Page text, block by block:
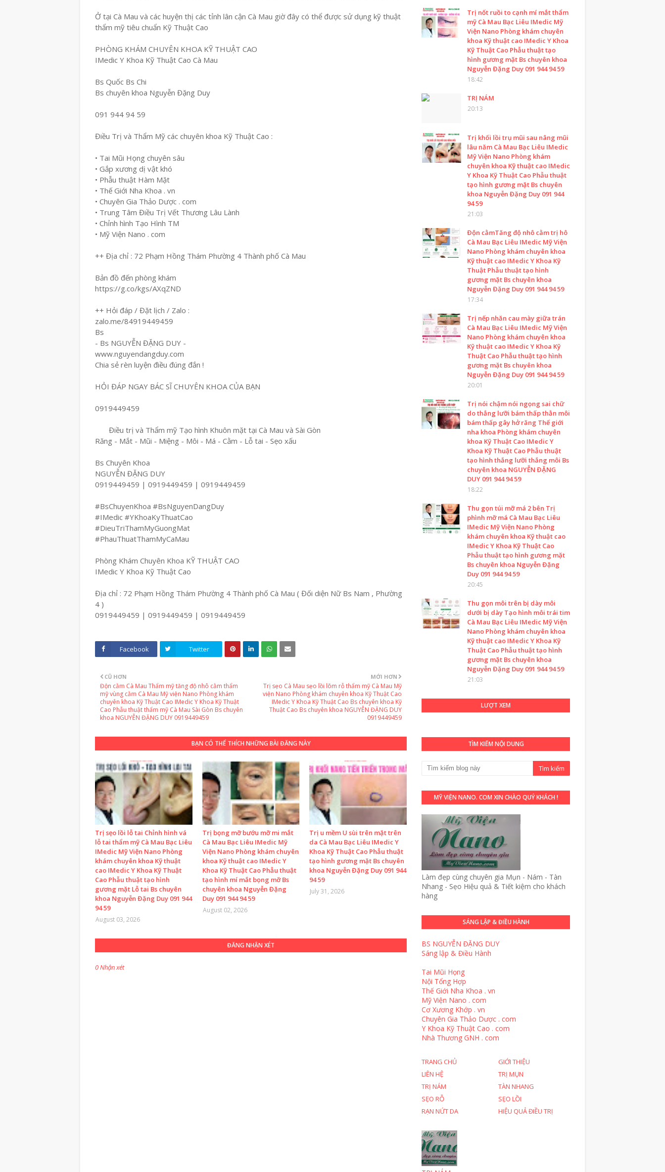
Ở tại Cà Mau và các huyện thị các tỉnh lân cận Cà Mau giờ đây có thể được sử dụng kỹ thuật
thẩm mỹ tiêu chuẩn Kỹ Thuật Cao
PHÒNG KHÁM CHUYÊN KHOA KỸ THUẬT CAO
IMedic Y Khoa Kỹ Thuật Cao Cà Mau
Bs Quốc Bs Chi
Bs chuyên khoa Nguyễn Đặng Duy
091 944 94 59
Điều Trị và Thẩm Mỹ các chuyên khoa Kỹ Thuật Cao :
• Tai Mũi Họng chuyên sâu
• Gắp xương dị vật khó
• Phẫu thuật Hàm Mặt
• Thế Giới Nha Khoa . vn
• Chuyên Gia Thảo Dược . com
• Trung Tâm Điều Trị Vết Thương Lâu Lành
• Chỉnh hình Tạo Hình TM
• Mỹ Viện Nano . com
++ Địa chỉ : 72 Phạm Hồng Thám Phường 4 Thành phố Cà Mau
Bản đồ đến phòng khám
https://g.co/kgs/AXqZND
++ Hỏi đáp / Đặt lịch / Zalo :
zalo.me/84919449459
Bs
- Bs NGUYỄN ĐẶNG DUY -
www.nguyendangduy.com
Chia sẻ rèn luyện điều đúng đắn !
HỎI ĐÁP NGAY BÁC SĨ CHUYÊN KHOA CỦA BẠN
0919449459
Điều trị và Thẩm mỹ Tạo hình Khuôn mặt tại Cà Mau và Sài Gòn
Răng - Mắt - Mũi - Miệng - Môi - Má - Cằm - Lỗ tai - Sẹo xấu
Bs Chuyên Khoa
NGUYỄN ĐẶNG DUY
0919449459 | 0919449459 | 0919449459
#BsChuyenKhoa #BsNguyenDangDuy
#IMedic #YKhoaKyThuatCao
#DieuTriThamMyGuongMat
#PhauThuatThamMyCaMau
Phòng Khám Chuyên Khoa KỸ THUẬT CAO
IMedic Y Khoa Kỹ Thuật Cao
Địa chỉ : 72 Phạm Hồng Thám Phường 4 Thành phố Cà Mau ( Đối diện Nữ Bs Nam , Phường
4 )
0919449459 | 0919449459 | 0919449459
Facebook Twitter
MỚI HƠN
Trị sẹo Cà Mau sẹo lồi lõm rỗ thẩm mỹ Cà Mau Mỹ
viện Nano Phòng khám chuyên khoa Kỹ Thuật Cao
IMedic Y Khoa Kỹ Thuật Cao Bs chuyên khoa Kỹ
Thuật Cao Bs chuyên khoa NGUYỄN ĐẶNG DUY
0919449459
CŨ HƠN
Độn cằm Cà Mau Thẩm mỹ tăng độ nhô cằm thẩm
mỹ vùng cằm Cà Mau Mỹ viện Nano Phòng khám
chuyên khoa Kỹ Thuật Cao IMedic Y Khoa Kỹ Thuật
Cao Phẫu thuật thẩm mỹ Cà Mau Sài Gòn Bs chuyên
khoa NGUYỄN ĐẶNG DUY 0919449459
BẠN CÓ THỂ THÍCH NHỮNG BÀI ĐĂNG NÀY
Trị sẹo lồi lỗ tai Chỉnh hình vá
lỗ tai thẩm mỹ Cà Mau Bạc Liêu
IMedic Mỹ Viện Nano Phòng
khám chuyên khoa Kỹ thuật
cao IMedic Y Khoa Kỹ Thuật
Cao Phẫu thuật tạo hình
gương mặt Lỗ tai Bs chuyên
khoa Nguyễn Đặng Duy 091 944
94 59
August 03, 2026
Trị bọng mỡ bướu mỡ mi mắt
Cà Mau Bạc Liêu IMedic Mỹ
Viện Nano Phòng khám chuyên
khoa Kỹ thuật cao IMedic Y
Khoa Kỹ Thuật Cao Phẫu thuật
tạo hình mí mắt bọng mỡ Bs
chuyên khoa Nguyễn Đặng
Duy 091 944 94 59
August 02, 2026
Trị u mềm U sùi trên mặt trên
da Cà Mau Bạc Liêu IMedic Y
Khoa Kỹ Thuật Cao Phẫu thuật
tạo hình gương mặt Bs chuyên
khoa Nguyễn Đặng Duy 091 944
94 59
July 31, 2026
ĐĂNG NHẬN XÉT
0 Nhận xét
Trị nốt ruồi to cạnh mí mắt thẩm
mỹ Cà Mau Bạc Liêu IMedic Mỹ
Viện Nano Phòng khám chuyên
khoa Kỹ thuật cao IMedic Y Khoa
Kỹ Thuật Cao Phẫu thuật tạo
hình gương mặt Bs chuyên khoa
Nguyễn Đặng Duy 091 944 94 59
18:42
TRỊ NÁM
20:13
Trị khối lồi trụ mũi sau nâng mũi
lâu năm Cà Mau Bạc Liêu IMedic
Mỹ Viện Nano Phòng khám
chuyên khoa Kỹ thuật cao IMedic
Y Khoa Kỹ Thuật Cao Phẫu thuật
tạo hình gương mặt Bs chuyên
khoa Nguyễn Đặng Duy 091 944
94 59
21:03
Độn cằmTăng độ nhô cằm trị hô
Cà Mau Bạc Liêu IMedic Mỹ Viện
Nano Phòng khám chuyên khoa
Kỹ thuật cao IMedic Y Khoa Kỹ
Thuật Phẫu thuật tạo hình
gương mặt Bs chuyên khoa
Nguyễn Đặng Duy 091 944 94 59
17:34
Trị nếp nhăn cau mày giữa trán
Cà Mau Bạc Liêu IMedic Mỹ Viện
Nano Phòng khám chuyên khoa
Kỹ thuật cao IMedic Y Khoa Kỹ
Thuật Cao Phẫu thuật tạo hình
gương mặt Bs chuyên khoa
Nguyễn Đặng Duy 091 944 94 59
20:01
Trị nói chậm nói ngọng sai chữ
do thắng lưỡi bám thấp thằn môi
bám thấp gây hở răng Thế giới
nha khoa Phòng khám chuyên
khoa Kỹ Thuật Cao IMedic Y
Khoa Kỹ Thuật Cao Phẫu thuật
tạo hình thắng lưỡi thắng môi Bs
chuyên khoa NGUYỄN ĐẶNG
DUY 091 944 94 59
18:22
Thu gọn túi mỡ má 2 bên Trị
phình mỡ má Cà Mau Bạc Liêu
IMedic Mỹ Viện Nano Phòng
khám chuyên khoa Kỹ thuật cao
IMedic Y Khoa Kỹ Thuật Cao
Phẫu thuật tạo hình gương mặt
Bs chuyên khoa Nguyễn Đặng
Duy 091 944 94 59
20:45
Thu gọn môi trên bị dày môi
dưới bị dày Tạo hình môi trái tim
Cà Mau Bạc Liêu IMedic Mỹ Viện
Nano Phòng khám chuyên khoa
Kỹ thuật cao IMedic Y Khoa Kỹ
Thuật Cao Phẫu thuật tạo hình
gương mặt Bs chuyên khoa
Nguyễn Đặng Duy 091 944 94 59
21:03
LƯỢT XEM
TÌM KIẾM NỘI DUNG
MỸ VIỆN NANO. COM XIN CHÀO QUÝ KHÁCH !
Làm đẹp cùng chuyên gia Mụn - Nám - Tàn
Nhang - Sẹo Hiệu quả & Tiết kiệm cho khách
hàng
SÁNG LẬP & ĐIỀU HÀNH
BS NGUYỄN ĐẶNG DUY
Sáng lập & Điều Hành
Tai Mũi Họng
Nội Tổng Hợp
Thế Giới Nha Khoa . vn
Mỹ Viện Nano . com
Cơ Xương Khớp . vn
Chuyên Gia Thảo Dược . com
Y Khoa Kỹ Thuật Cao . com
Nhà Thương GNH . com
TRANG CHỦ
GIỚI THIỆU
LIÊN HỆ
TRỊ MỤN
TRỊ NÁM
TÀN NHANG
SẸO RỖ
SẸO LỒI
RẠN NỨT DA
HIỆU QUẢ ĐIỀU TRỊ